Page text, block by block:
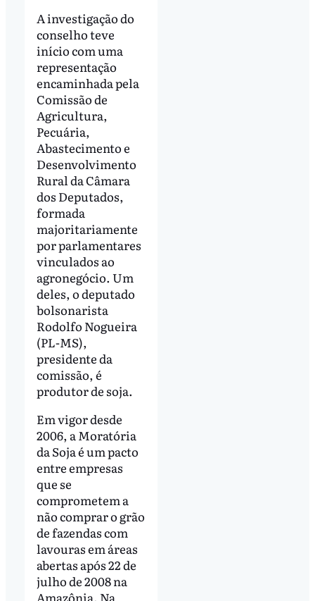
A investigação do
conselho teve
início com uma
representação
encaminhada pela
Comissão de
Agricultura,
Pecuária,
Abastecimento e
Desenvolvimento
Rural da Câmara
dos Deputados,
formada
majoritariamente
por parlamentares
vinculados ao
agronegócio. Um
deles, o deputado
bolsonarista
Rodolfo Nogueira
(PL-MS),
presidente da
comissão, é
produtor de soja.
Em vigor desde
2006, a Moratória
da Soja é um pacto
entre empresas
que se
comprometem a
não comprar o grão
de fazendas com
lavouras em áreas
abertas após 22 de
julho de 2008 na
Amazônia. Na